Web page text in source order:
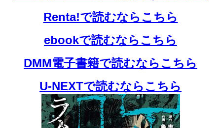
Renta!で読むならこちら
ebookで読むならこちら
DMM電子書籍で読むならこちら
U-NEXTで読むならこちら